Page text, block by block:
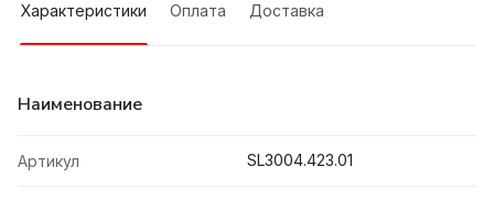
Характеристики Оплата Доставка
Наименование
Артикул SL3004.423.01